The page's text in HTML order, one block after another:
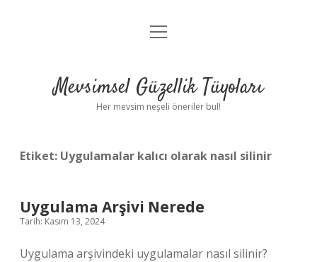
Anasayfa
Yasal Uyarı
menüyü
Mevsimsel Güzellik Tüyoları
Her mevsim neşeli öneriler bul!
Etiket: Uygulamalar kalıcı olarak nasıl silinir
Uygulama Arşivi Nerede
Tarih: Kasım 13, 2024
Uygulama arşivindeki uygulamalar nasıl silinir?